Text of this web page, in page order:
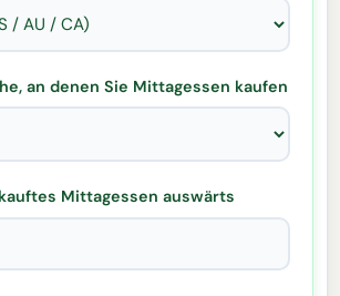
an denen Sie Mittagessen kaufen
Mittagessen auswärts